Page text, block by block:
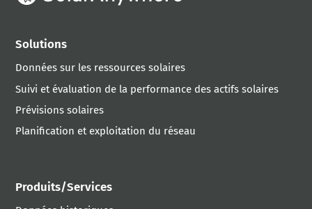
Solutions
Données sur les ressources solaires
Suivi et évaluation de la performance des actifs solaires
Prévisions solaires
Planification et exploitation du réseau
Produits/Services